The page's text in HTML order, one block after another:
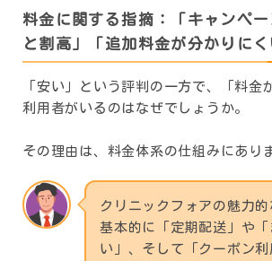
料金に関する指摘：「キャンペ
と割高」「追加料金が分かりにく
「安い」という評判の一方で、「料金
利用者がいるのはなぜでしょうか。
その理由は、料金体系の仕組みにあり
クリニックフォアの魅力的
基本的に「定期配送」や「
い」、そして「クーポン利